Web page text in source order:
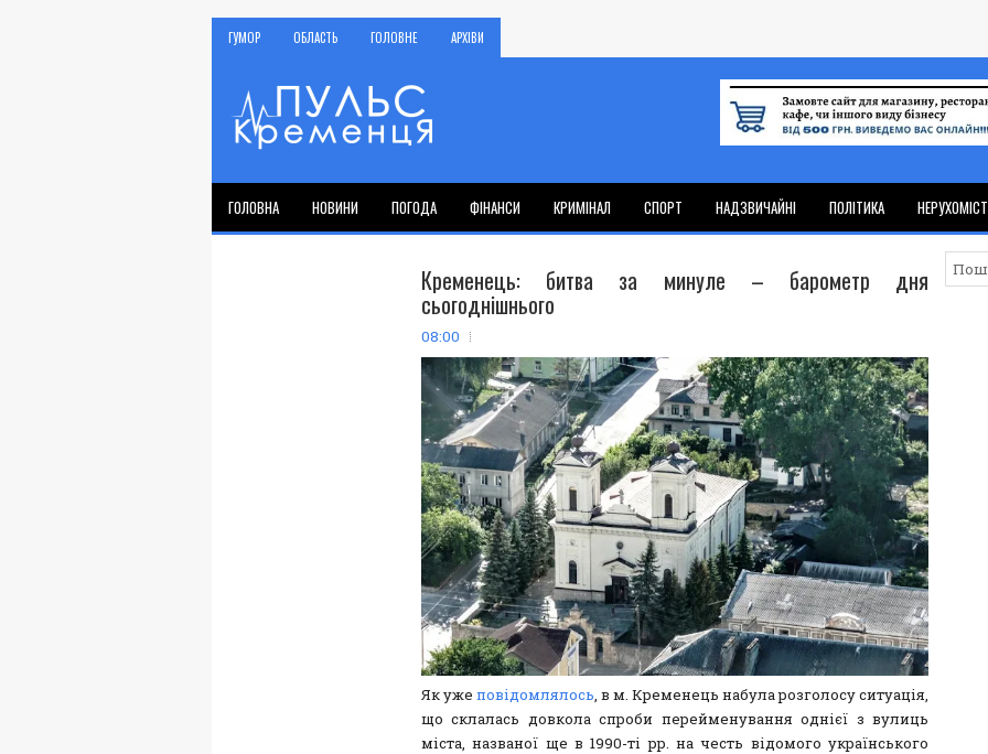
ГУМОР ОБЛАСТЬ ГОЛОВНЕ АРХІВИ
ГОЛОВНА НОВИНИ ПОГОДА ФІНАНСИ КРИМІНАЛ СПОРТ НАДЗВИЧАЙНІ ПОЛІТИКА
Кременець: битва за минуле – барометр дня
сьогоднішнього
08:00
Як уже повідомлялось, в м. Кременець набула розголосу ситуація,
що склалась довкола спроби перейменування однієї з вулиць
міста, названої ще в 1990-ті рр. на честь відомого українського